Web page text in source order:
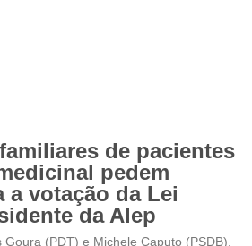
de pacientes
pedem
a votação da Lei
da Alep
(PDT) e Michele Caputo (PSDB),